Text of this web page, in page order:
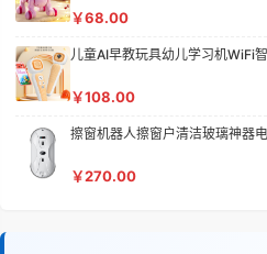
￥68.00
儿童AI早教玩具幼儿学习机WiFi
￥108.00
擦窗机器人擦窗户清洁玻璃神器
￥270.00